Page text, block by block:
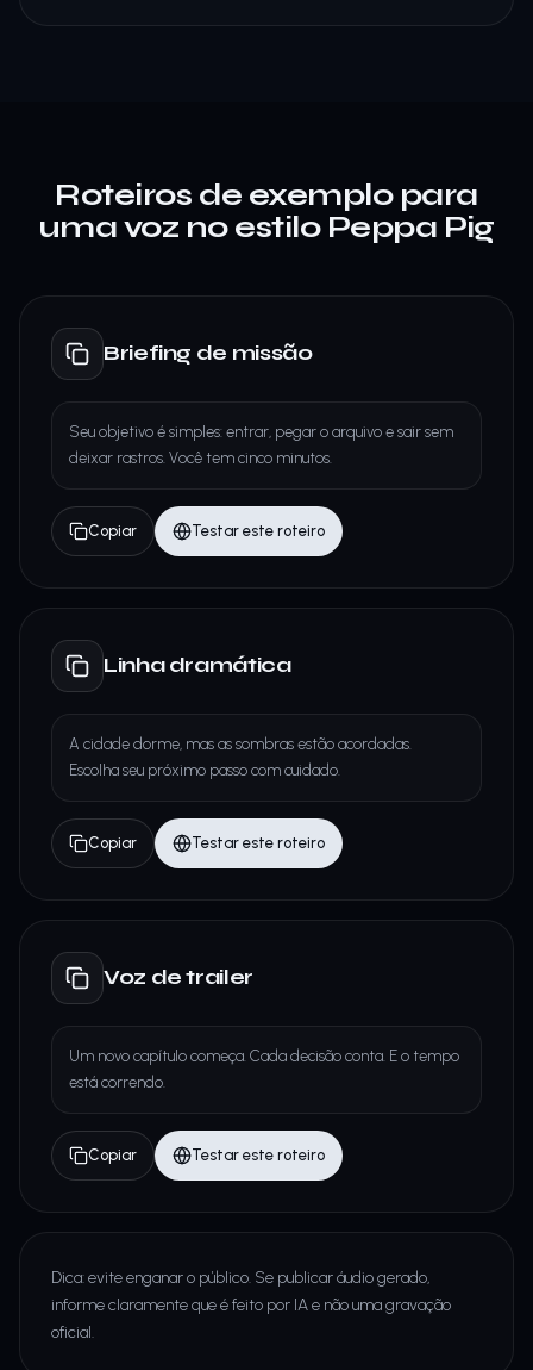
Roteiros de exemplo para
uma voz no estilo Peppa Pig
Briefing de missão
Seu objetivo é simples: entrar, pegar o arquivo e sair sem
deixar rastros. Você tem cinco minutos.
Copiar Testar este roteiro
Linha dramática
A cidade dorme, mas as sombras estão acordadas.
Escolha seu próximo passo com cuidado.
Copiar Testar este roteiro
Voz de trailer
Um novo capítulo começa. Cada decisão conta. E o tempo
está correndo.
Copiar Testar este roteiro
Dica: evite enganar o público. Se publicar áudio gerado,
informe claramente que é feito por IA e não uma gravação
oficial.